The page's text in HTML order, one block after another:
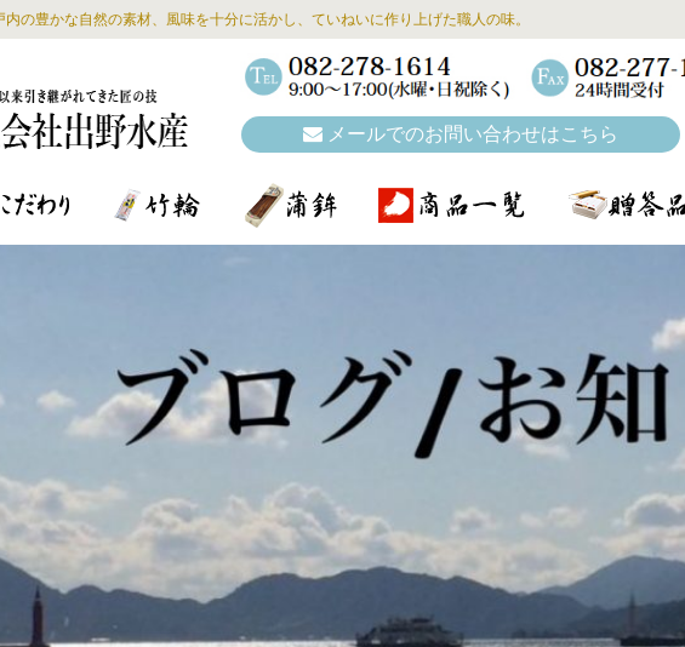
の豊かな自然の素材、風味を十分に活かし、ていねいに作り上げた職人の味。
メールでのお問い合わせはこちら